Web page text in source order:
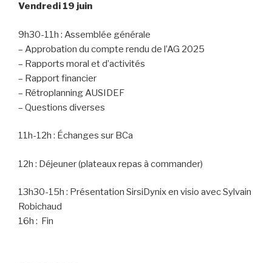
Vendredi 19 juin
9h30-11h : Assemblée générale
– Approbation du compte rendu de l’AG 2025
– Rapports moral et d’activités
– Rapport financier
– Rétroplanning AUSIDEF
– Questions diverses
11h-12h : Échanges sur BCa
12h : Déjeuner (plateaux repas à commander)
13h30-15h : Présentation SirsiDynix en visio avec Sylvain
Robichaud
16h : Fin